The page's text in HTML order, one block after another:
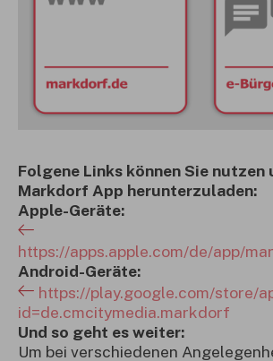
Folgene Links können Sie nutzen
Markdorf App herunterzuladen:
Apple-Geräte:
https://apps.apple.com/de/app/
Android-Geräte:
https://play.google.com/store/
id=de.cmcitymedia.markdorf
Und so geht es weiter:
Um bei verschiedenen